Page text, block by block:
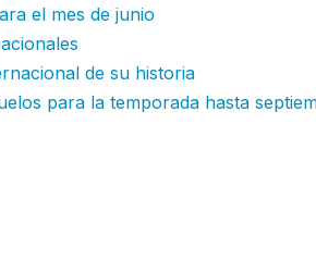
el mes de junio
de su historia
para la temporada hasta